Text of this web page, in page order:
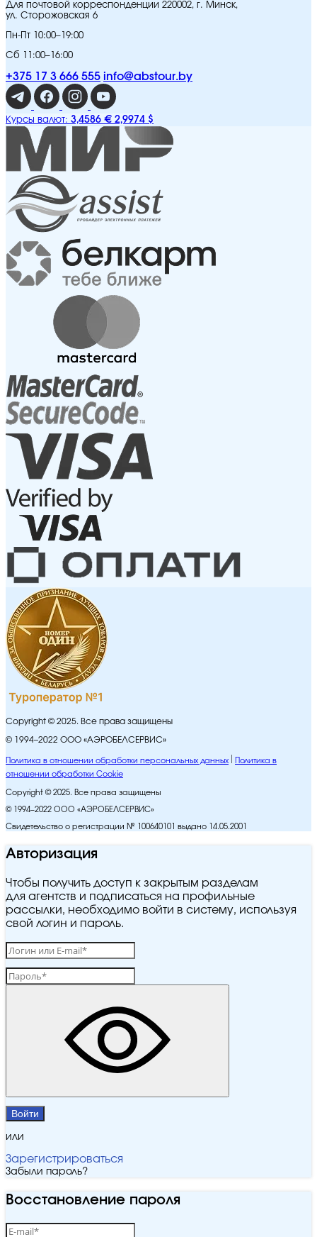
Для почтовой корреспонденции 220002, г. Минск,
ул. Сторожовская 6
Пн-Пт 10:00–19:00
Сб 11:00–16:00
+375 17 3 666 555 info@abstour.by
Курсы валют: 3,4586 € 2,9974 $
Copyright © 2025. Все права защищены
© 1994–2022 ООО «АЭРОБЕЛСЕРВИС»
Политика в отношении обработки персональных данных
Политика в
отношении обработки Cookie
Copyright © 2025. Все права защищены
© 1994–2022 ООО «АЭРОБЕЛСЕРВИС»
Свидетельство о регистрации № 100640101 выдано 14.05.2001
Авторизация
Чтобы получить доступ к закрытым разделам
для агентств и подписаться на профильные
рассылки, необходимо войти в систему, используя
свой логин и пароль.
Войти
или
Зарегистрироваться
Забыли пароль?
Восстановление пароля